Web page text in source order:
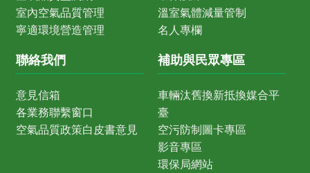
室內空氣品質管理
寧適環境營造管理
溫室氣體減量管制
名人專欄
聯絡我們
意見信箱
各業務聯繫窗口
空氣品質政策白皮書意見
補助與民眾專區
車輛汰舊換新抵換媒合平
臺
空污防制圖卡專區
影音專區
環保局網站